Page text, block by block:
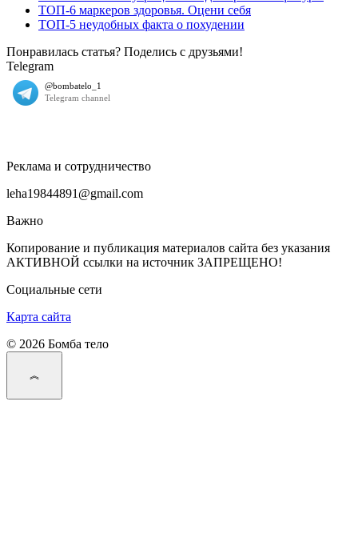
ТОП-6 маркеров здоровья. Оцени себя
ТОП-5 неудобных факта о похудении
Понравилась статья? Поделись с друзьями!
Telegram
Реклама и сотрудничество
leha19844891@gmail.com
Важно
Копирование и публикация материалов сайта без указания
АКТИВНОЙ ссылки на источник ЗАПРЕЩЕНО!
Социальные сети
Карта сайта
© 2026 Бомба тело